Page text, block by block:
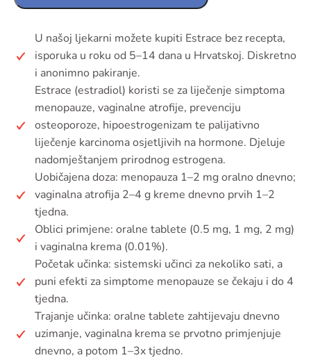
U našoj ljekarni možete kupiti Estrace bez recepta,
isporuka u roku od 5–14 dana u Hrvatskoj. Diskretno
i anonimno pakiranje.
Estrace (estradiol) koristi se za liječenje simptoma
menopauze, vaginalne atrofije, prevenciju
osteoporoze, hipoestrogenizam te palijativno
liječenje karcinoma osjetljivih na hormone. Djeluje
nadomještanjem prirodnog estrogena.
Uobičajena doza: menopauza 1–2 mg oralno dnevno;
vaginalna atrofija 2–4 g kreme dnevno prvih 1–2
tjedna.
Oblici primjene: oralne tablete (0.5 mg, 1 mg, 2 mg)
i vaginalna krema (0.01%).
Početak učinka: sistemski učinci za nekoliko sati, a
puni efekti za simptome menopauze se čekaju i do 4
tjedna.
Trajanje učinka: oralne tablete zahtijevaju dnevno
uzimanje, vaginalna krema se prvotno primjenjuje
dnevno, a potom 1–3x tjedno.